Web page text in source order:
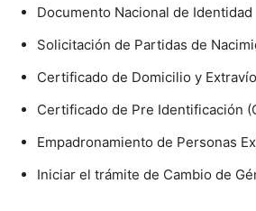
Documento Nacional de Identidad
Solicitación de Partidas de
Certificado de Domicilio y Extravío
Certificado de Pre Identificación
Empadronamiento de Personas
Iniciar el trámite de Cambio de